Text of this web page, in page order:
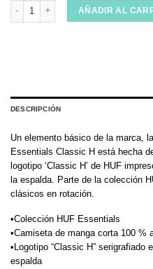
Camiseta Huf Essentials Classic H
AÑADIR AL
DESCRIPCIÓN
Un elemento básico de la marca,
Essentials Classic H está hecha
logotipo ‘Classic H’ de HUF
la espalda. Parte de la colección
clásicos en rotación.
•Colección HUF Essentials
•Camiseta de manga corta 100 %
•Logotipo “Classic H”
espalda